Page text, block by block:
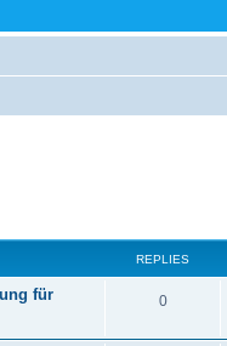
REPLIES
für
0